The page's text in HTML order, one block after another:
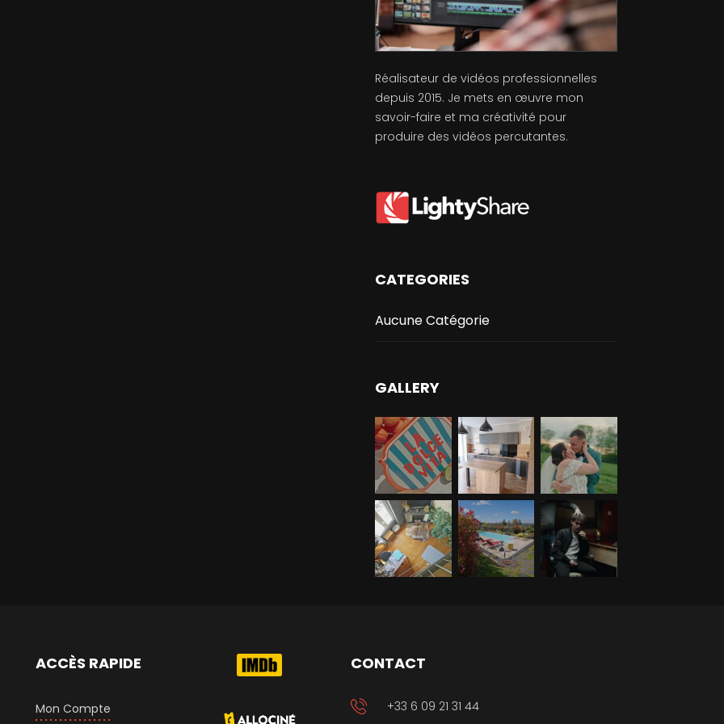
Réalisateur de vidéos professionnelles
depuis 2015. Je mets en œuvre mon
savoir-faire et ma créativité pour
produire des vidéos percutantes.
CATEGORIES
Aucune Catégorie
GALLERY
ACCÈS RAPIDE
Mon Compte
CONTACT
+33 6 09 21 31 44